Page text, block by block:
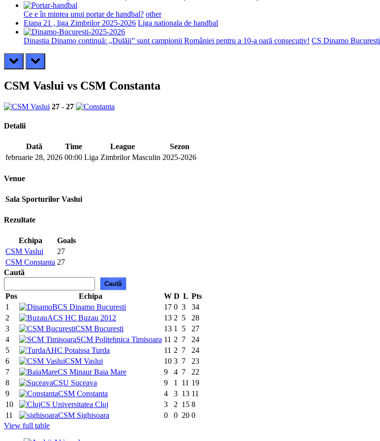
Ce e în mintea unui portar de handbal? other
Etapa 21 , liga Zimbrilor 2025-2026 Liga nationala de handbal
Dinastia Dinamo continuă: „Dulăii” sunt campionii României pentru a 10-a oară consecutiv! CS Dinamo Bucuresti
prev next
CSM Vaslui vs CSM Constanta
27 - 27
Detalii
Dată Time League
Sezon
februarie 28, 2026 00:00 Liga Zimbrilor Masculin 2025-2026
Venue
Sala Sporturilor Vaslui
Rezultate
Echipa
Goals
CSM Vaslui
27
CSM Constanta 27
Caută
Caută
Pos Echipa W D L Pts
1
CS Dinamo Bucuresti 17 0 3
34
2
ACS HC Buzau 2012 13 2 5
28
3
CSM Bucuresti 13 1 5
27
4
SCM Politehnica Timisoara 11 2 7
24
5
AHC Potaissa Turda 11 2 7
24
6
CSM Vaslui 10 3 7
23
7
CS Minaur Baia Mare 9 4 7
22
8
CSU Suceava 9 1 11 19
9
CSM Constanta 4 3 13 11
10
CS Universitatea Cluj 3 2 15 8
11
CSM Sighisoara 0 0 20 0
View full table